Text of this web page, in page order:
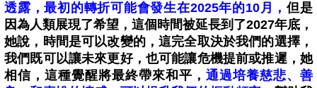
透露，最初的轉折可能會發生在2025年的10月，但是
因為人類展現了希望，這個時間被延長到了2027年底，
她說，時間是可以改變的，這完全取決於我們的選擇，
我們既可以讓未來更好，也可能讓危機提前或推遲，她
相信，這種覺醒將最終帶來和平， 通過培養慈悲、善